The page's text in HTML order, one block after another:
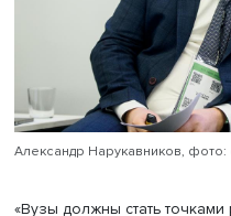
За последние месяцы
обеспечение
В сфере свободного
есть большой задел, но